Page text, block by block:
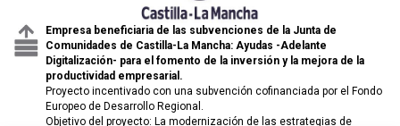
Empresa beneficiaria de las subvenciones de la Junta de
Comunidades de Castilla-La Mancha: Ayudas -Adelante
Digitalización- para el fomento de la inversión y la mejora de la
productividad empresarial.
Proyecto incentivado con una subvención cofinanciada por el Fondo
Europeo de Desarrollo Regional.
Objetivo del proyecto: La modernización de las estrategias de